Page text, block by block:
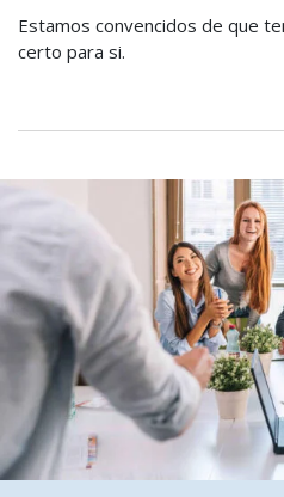
Estamos convencidos de que
certo para si.